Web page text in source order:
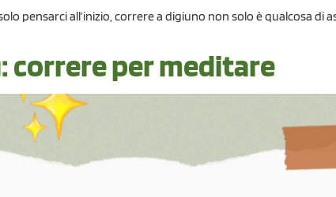
pensarci all’inizio, correre a digiuno non solo è qualcosa
per meditare